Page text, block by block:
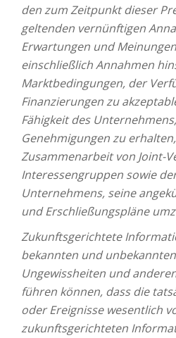
den zum Zeitpunkt dieser
geltenden vernünftigen
Erwartungen und
einschließlich Annahmen
Marktbedingungen, der
Finanzierungen zu
Fähigkeit des
Genehmigungen zu
Zusammenarbeit von Joint-
Interessengruppen sowie
Unternehmens, seine
und Erschließungspläne
Zukunftsgerichtete
bekannten und
Ungewissheiten und
führen können, dass die
oder Ereignisse wesentlich
zukunftsgerichteten